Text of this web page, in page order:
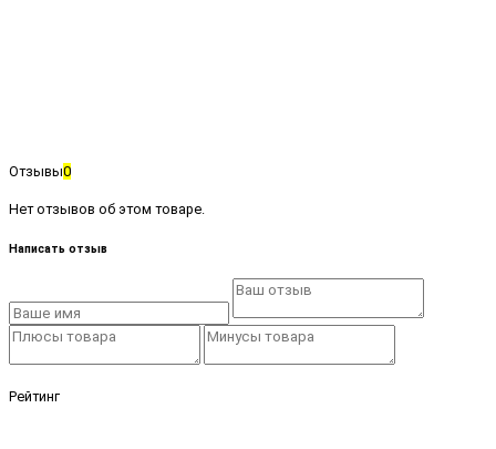
Отзывы0
Нет отзывов об этом товаре.
Написать отзыв
Рейтинг